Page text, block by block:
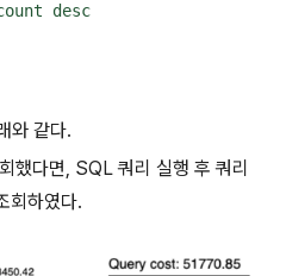
desc
와 같다.
했다면, SQL 쿼리 실행 후 쿼리
회하였다.